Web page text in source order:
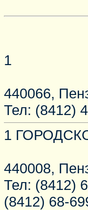
1
440066,
Тел: (8412)
1
440008,
Тел: (8412)
(8412) 68-